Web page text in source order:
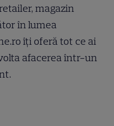
magazin
în lumea
îți oferă tot ce ai
afacerea într-un